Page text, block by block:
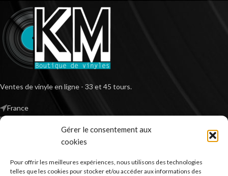
Gérer le consentement aux
cookies
Pour offrir les meilleures expériences, nous utilisons des technologies
telles que les cookies pour stocker et/ou accéder aux informations des
Ventes de vinyle en ligne - 33 et 45 tours.
France
*TVA non applicable – article 293 B du CGI